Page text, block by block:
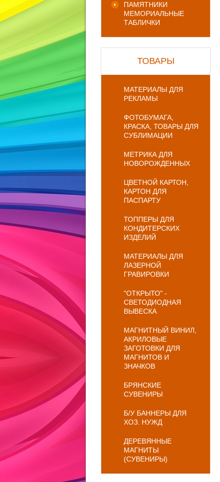
ПАМЯТНИКИ
МЕМОРИАЛЬНЫЕ
ТАБЛИЧКИ
ТОВАРЫ
МАТЕРИАЛЫ ДЛЯ
РЕКЛАМЫ
ФОТОБУМАГА,
КРАСКА, ТОВАРЫ ДЛЯ
СУБЛИМАЦИИ
МЕТРИКА ДЛЯ
НОВОРОЖДЕННЫХ
ЦВЕТНОЙ КАРТОН,
КАРТОН ДЛЯ
ПАСПАРТУ
ТОППЕРЫ ДЛЯ
КОНДИТЕРСКИХ
ИЗДЕЛИЙ
МАТЕРИАЛЫ ДЛЯ
ЛАЗЕРНОЙ
ГРАВИРОВКИ
"ОТКРЫТО" -
СВЕТОДИОДНАЯ
ВЫВЕСКА
МАГНИТНЫЙ ВИНИЛ,
АКРИЛОВЫЕ
ЗАГОТОВКИ ДЛЯ
МАГНИТОВ И
ЗНАЧКОВ
БРЯНСКИЕ
СУВЕНИРЫ
Б/У БАННЕРЫ ДЛЯ
ХОЗ. НУЖД
ДЕРЕВЯННЫЕ
МАГНИТЫ
(СУВЕНИРЫ)